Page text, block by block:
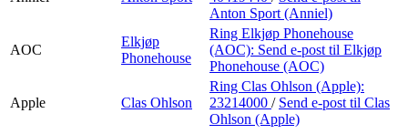
Anton Sport (Anniel)
AOC
Elkjøp
Phonehouse
Ring Elkjøp Phonehouse
(AOC): Send e-post til Elkjøp
Phonehouse (AOC)
Apple Clas Ohlson
Ring Clas Ohlson (Apple):
23214000 / Send e-post til Clas
Ohlson (Apple)